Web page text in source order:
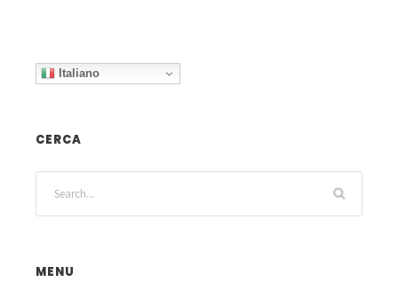
Italiano
CERCA
MENU